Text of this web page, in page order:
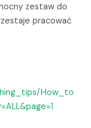
zestaw do
pracować
How_to